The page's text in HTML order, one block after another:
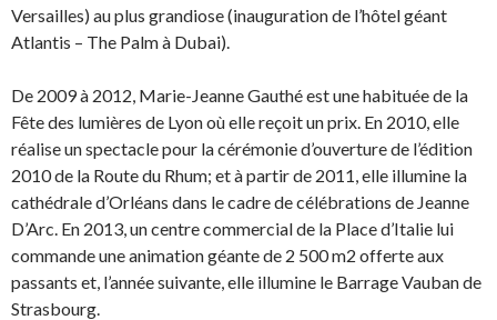
Versailles) au plus grandiose (inauguration de l’hôtel géant
Atlantis – The Palm à Dubai).
De 2009 à 2012, Marie-Jeanne Gauthé est une habituée de la
Fête des lumières de Lyon où elle reçoit un prix. En 2010, elle
réalise un spectacle pour la cérémonie d’ouverture de l’édition
2010 de la Route du Rhum; et à partir de 2011, elle illumine la
cathédrale d’Orléans dans le cadre de célébrations de Jeanne
D’Arc. En 2013, un centre commercial de la Place d’Italie lui
commande une animation géante de 2 500 m2 offerte aux
passants et, l’année suivante, elle illumine le Barrage Vauban de
Strasbourg.